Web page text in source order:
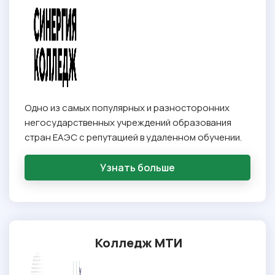
Одно из самых популярных и разносторонних
негосударственных учреждений образования
стран ЕАЭС c репутацией в удаленном обучении.
Узнать больше
Колледж МТИ